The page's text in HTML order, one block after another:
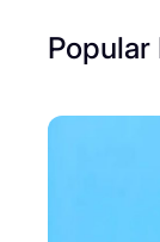
Popular